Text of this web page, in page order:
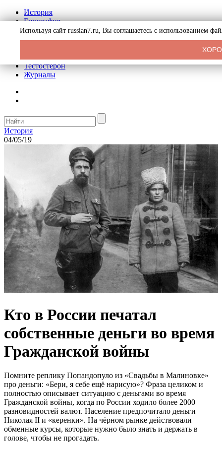
История
Биография
Криминал
Реклама на сайте
Тестостерон
Журналы
История
04/05/19
Кто в России печатал
собственные деньги во время
Гражданской войны
Помните реплику Попандопуло из «Свадьбы в Малиновке»
про деньги: «Бери, я себе ещё нарисую»? Фраза целиком и
полностью описывает ситуацию с деньгами во время
Гражданской войны, когда по России ходило более 2000
разновидностей валют. Население предпочитало деньги
Николая II и «керенки». На чёрном рынке действовали
обменные курсы, которые нужно было знать и держать в
голове, чтобы не прогадать.
Используя сайт russian7.ru, Вы соглашаетесь с использованием